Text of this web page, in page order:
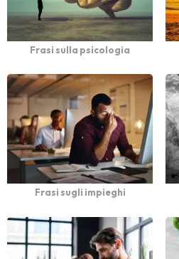
Frasi sulla psicologia
Frasi sugli impieghi